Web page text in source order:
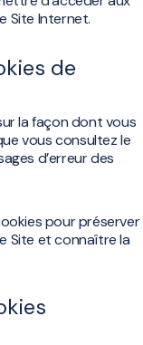
Site Internet.
de
la façon dont vous
vous consultez le
d’erreur des
pour préserver
Site et connaître la